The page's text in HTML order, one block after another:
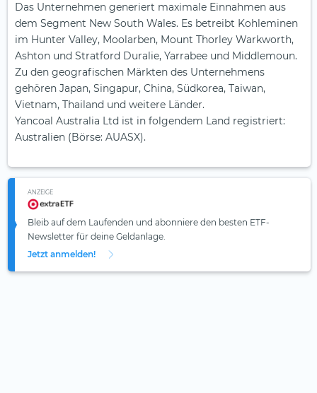
Das Unternehmen generiert maximale Einnahmen aus
dem Segment New South Wales. Es betreibt Kohleminen
im Hunter Valley, Moolarben, Mount Thorley Warkworth,
Ashton und Stratford Duralie, Yarrabee und Middlemoun.
Zu den geografischen Märkten des Unternehmens
gehören Japan, Singapur, China, Südkorea, Taiwan,
Vietnam, Thailand und weitere Länder.
Yancoal Australia Ltd ist in folgendem Land registriert:
Australien (Börse: AUASX).
ANZEIGE
Bleib auf dem Laufenden und abonniere den besten ETF-
Newsletter für deine Geldanlage.
Jetzt anmelden!